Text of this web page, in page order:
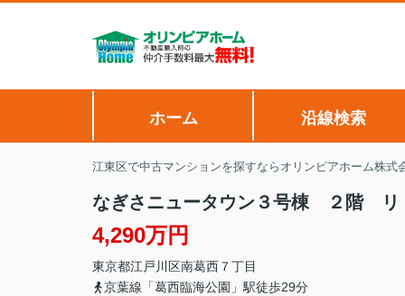
ホーム 沿線検索
江東区で中古マンションを探すならオリンピアホーム株式
なぎさニュータウン３号棟 ２階
4,290万円
東京都江戸川区南葛西 ７丁目
京葉線「葛西臨海公園」駅徒歩29分